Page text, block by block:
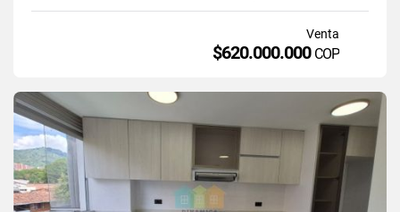
Venta
$620.000.000 COP